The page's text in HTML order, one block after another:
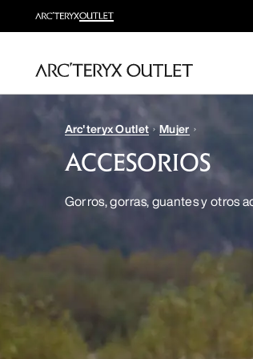
Arc'teryx Outlet Mujer
ACCESORIOS
Gorros, gorras, guantes y otros